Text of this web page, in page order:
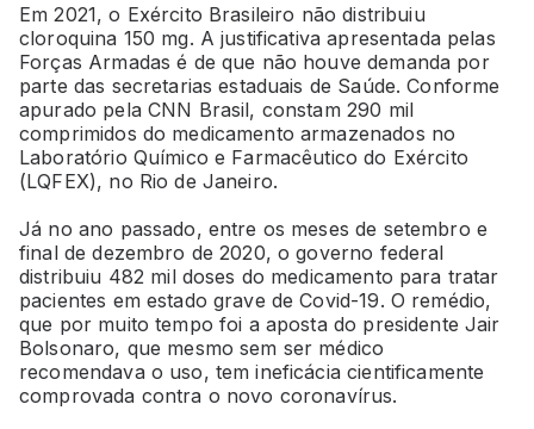
Em 2021, o Exército Brasileiro não distribuiu
cloroquina 150 mg. A justificativa apresentada pelas
Forças Armadas é de que não houve demanda por
parte das secretarias estaduais de Saúde. Conforme
apurado pela CNN Brasil, constam 290 mil
comprimidos do medicamento armazenados no
Laboratório Químico e Farmacêutico do Exército
(LQFEX), no Rio de Janeiro.
Já no ano passado, entre os meses de setembro e
final de dezembro de 2020, o governo federal
distribuiu 482 mil doses do medicamento para tratar
pacientes em estado grave de Covid-19. O remédio,
que por muito tempo foi a aposta do presidente Jair
Bolsonaro, que mesmo sem ser médico
recomendava o uso, tem ineficácia cientificamente
comprovada contra o novo coronavírus.